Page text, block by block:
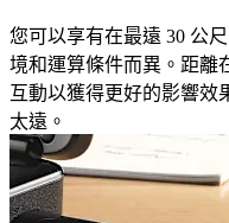
您可以享有在最遠 30 公
境和運算條件而異。距離
互動以獲得更好的影響效
太遠。